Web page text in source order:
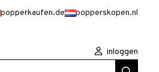
popperkaufen.de popperskopen.nl
inloggen